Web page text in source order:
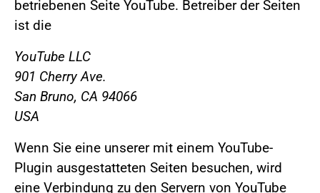
betriebenen Seite YouTube. Betreiber der Seiten
ist die
YouTube LLC
901 Cherry Ave.
San Bruno, CA 94066
USA
Wenn Sie eine unserer mit einem YouTube-
Plugin ausgestatteten Seiten besuchen, wird
eine Verbindung zu den Servern von YouTube